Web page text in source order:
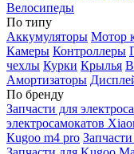
Велосипеды
По типу
Аккумуляторы Мотор
Камеры Контроллеры
чехлы Курки Крылья
Амортизаторы
По бренду
Запчасти для
электросамокатов
Кugoo m4 pro